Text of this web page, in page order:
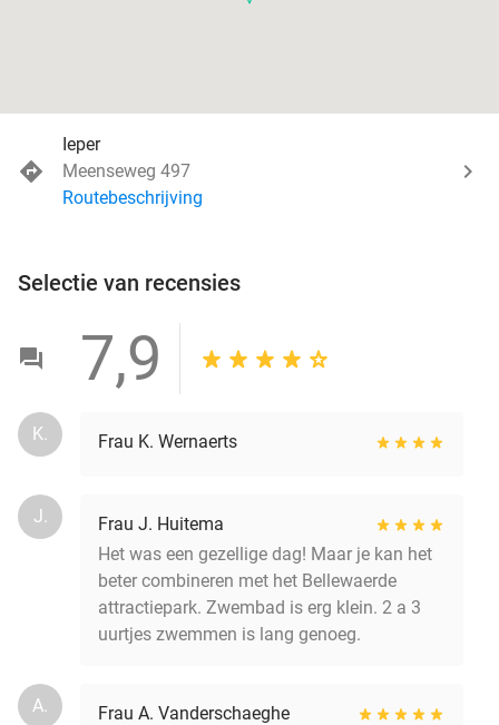
Ieper
Meenseweg 497
Routebeschrijving
Selectie van recensies
7,9
K. Frau K. Wernaerts
J.
Frau J. Huitema
Het was een gezellige dag! Maar je kan het
beter combineren met het Bellewaerde
attractiepark. Zwembad is erg klein. 2 a 3
uurtjes zwemmen is lang genoeg.
A. Frau A. Vanderschaeghe